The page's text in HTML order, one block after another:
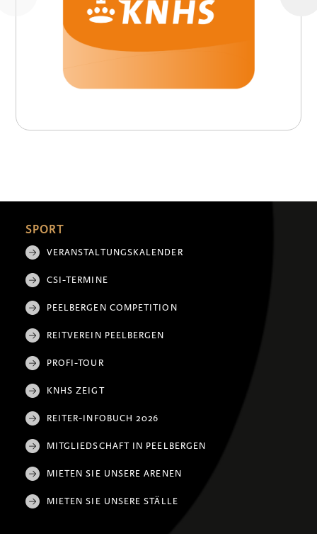
SPORT
VERANSTALTUNGSKALENDER
CSI-TERMINE
PEELBERGEN COMPETITION
REITVEREIN PEELBERGEN
PROFI-TOUR
KNHS ZEIGT
REITER-INFOBUCH 2026
MITGLIEDSCHAFT IN PEELBERGEN
MIETEN SIE UNSERE ARENEN
MIETEN SIE UNSERE STÄLLE